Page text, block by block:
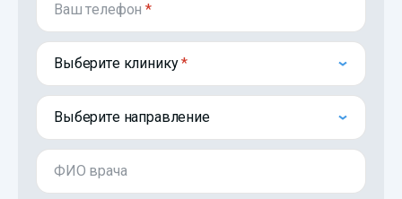
Ваш телефон*
Выберите клинику
Выберите направление
ФИО врача